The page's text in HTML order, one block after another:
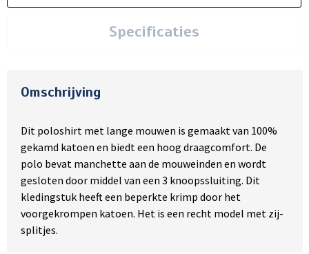
Specificaties
Omschrijving
Dit poloshirt met lange mouwen is gemaakt van 100%
gekamd katoen en biedt een hoog draagcomfort. De
polo bevat manchette aan de mouweinden en wordt
gesloten door middel van een 3 knoopssluiting. Dit
kledingstuk heeft een beperkte krimp door het
voorgekrompen katoen. Het is een recht model met zij-
splitjes.